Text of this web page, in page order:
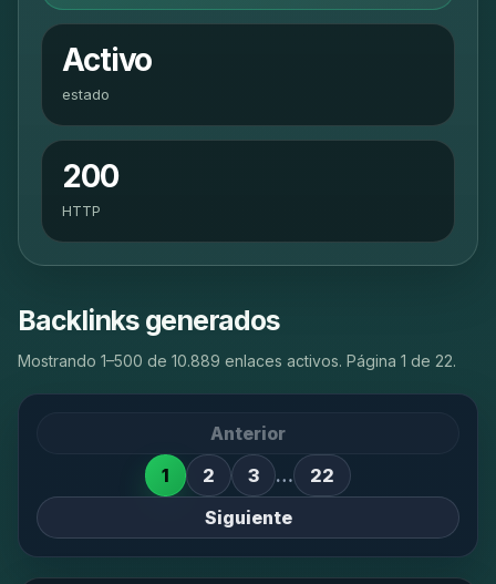
Activo
estado
200
HTTP
Backlinks generados
Mostrando 1–500 de 10.889 enlaces activos. Página 1 de 22.
Anterior
1
2 3 …
22
Siguiente